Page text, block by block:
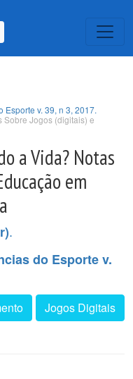
v. 39, n 3, 2017.
Jogos (digitais) e
a Vida? Notas
em
.
do Esporte v.
Jogos Digitais